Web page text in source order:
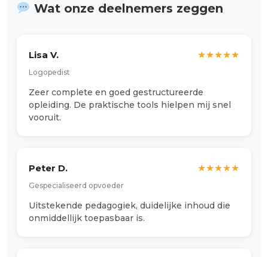
Wat onze deelnemers zeggen
Lisa V.
Logopedist
★★★★★
Zeer complete en goed gestructureerde
opleiding. De praktische tools hielpen mij snel
vooruit.
Peter D.
Gespecialiseerd opvoeder
★★★★★
Uitstekende pedagogiek, duidelijke inhoud die
onmiddellijk toepasbaar is.